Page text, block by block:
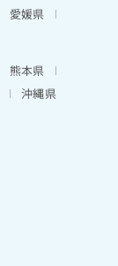
愛媛県
熊本県
沖縄県